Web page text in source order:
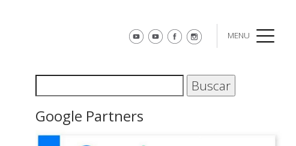
MENU
Buscar
Google Partners